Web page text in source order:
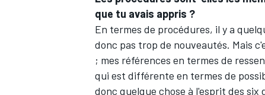
que tu avais appris ?
En termes de procédures, il y a
donc pas trop de nouveautés. Mais
; mes références en termes de
qui est différente en termes de
donc quelque chose à l'esprit des